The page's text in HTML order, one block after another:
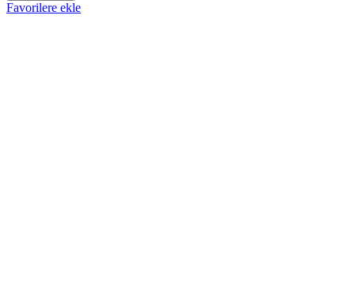
Favorilere ekle